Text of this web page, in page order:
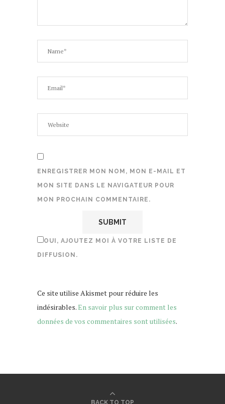
ENREGISTRER MON NOM, MON E-MAIL ET
MON SITE DANS LE NAVIGATEUR POUR
MON PROCHAIN COMMENTAIRE.
OUI, AJOUTEZ MOI À VOTRE LISTE DE
DIFFUSION.
Ce site utilise Akismet pour réduire les
indésirables.En savoir plus sur comment les
données de vos commentaires sont utilisées.
BACK TO TOP